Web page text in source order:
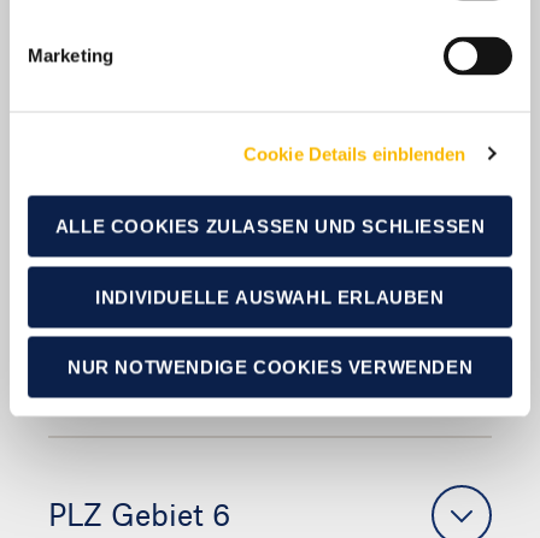
Marketing
Cookie Details einblenden
ALLE COOKIES ZULASSEN UND SCHLIESSEN
INDIVIDUELLE AUSWAHL ERLAUBEN
NUR NOTWENDIGE COOKIES VERWENDEN
PLZ Gebiet 3
PLZ Gebiet 4
PLZ Gebiet 5
PLZ Gebiet 6